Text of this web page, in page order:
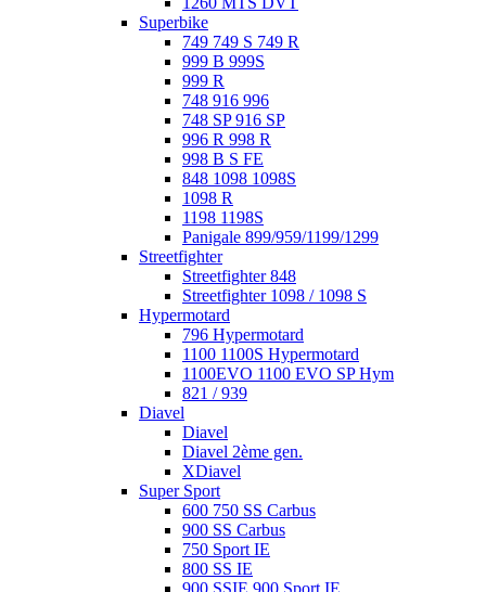
Superbike
749 749 S 749 R
999 B 999S
999 R
748 916 996
748 SP 916 SP
996 R 998 R
998 B S FE
848 1098 1098S
1098 R
1198 1198S
Panigale 899/959/1199/1299
Streetfighter
Streetfighter 848
Streetfighter 1098 / 1098 S
Hypermotard
796 Hypermotard
1100 1100S Hypermotard
1100EVO 1100 EVO SP Hym
821 / 939
Diavel
Diavel
Diavel 2ème gen.
XDiavel
Super Sport
600 750 SS Carbus
900 SS Carbus
750 Sport IE
800 SS IE
900 SSIE 900 Sport IE